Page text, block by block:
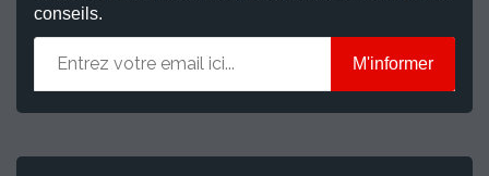
conseils.
M'informer